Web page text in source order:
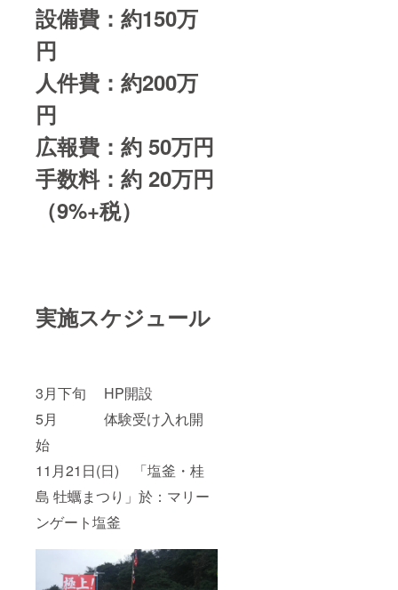
設備費：約150万
円
人件費：約200万
円
広報費：約 50万円
手数料：約 20万円
（9%+税）
実施スケジュール
3月下旬 HP開設
5月 体験受け入れ開
始
11月21日(日) 「塩釜・桂
島 牡蠣まつり」於：マリー
ンゲート塩釜